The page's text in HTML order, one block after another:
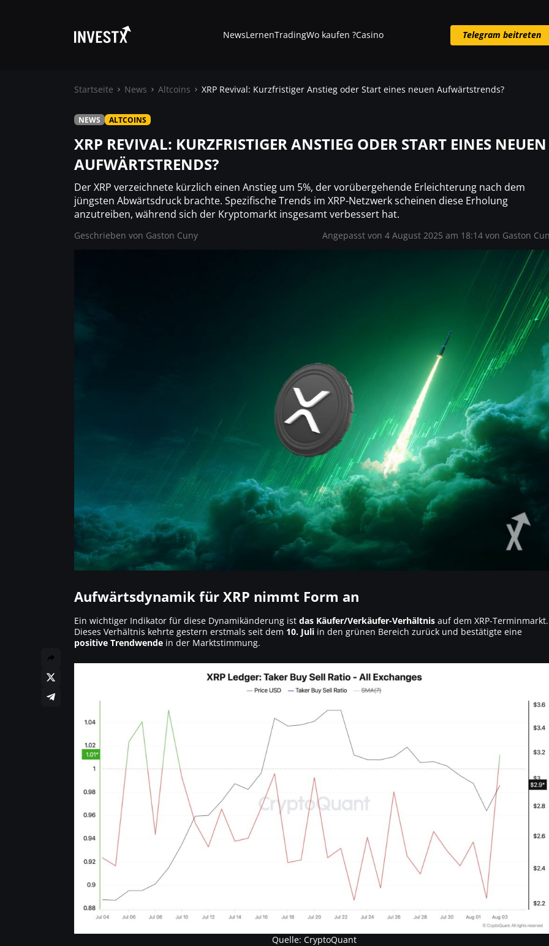
News
Lernen
Trading
Wo kaufen ?
NewsLernenTradingWo kaufen ?Casino Telegram beitreten
Startseite News Altcoins XRP Revival: Kurzfristiger Anstieg oder Start eines neuen Aufwärtstrends?
NEWS ALTCOINS
XRP REVIVAL: KURZFRISTIGER ANSTIEG ODER START EINES NEUEN
AUFWÄRTSTRENDS?
Der XRP verzeichnete kürzlich einen Anstieg um 5%, der vorübergehende Erleichterung nach dem
jüngsten Abwärtsdruck brachte. Spezifische Trends im XRP-Netzwerk scheinen diese Erholung
anzutreiben, während sich der Kryptomarkt insgesamt verbessert hat.
Geschrieben von Gaston Cuny Angepasst von 4 August 2025 am 18:14 von Gaston
Aufwärtsdynamik für XRP nimmt Form an
Ein wichtiger Indikator für diese Dynamikänderung ist das Käufer/Verkäufer-Verhältnis auf dem XRP-Terminmarkt.
Dieses Verhältnis kehrte gestern erstmals seit dem 10. Juli in den grünen Bereich zurück und bestätigte eine
positive Trendwende in der Marktstimmung.
Quelle: CryptoQuant